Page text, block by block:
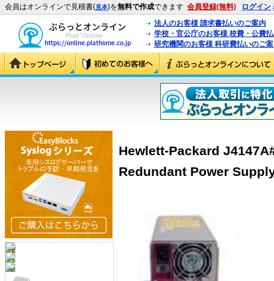
会員はオンラインで見積書(見本)を無料で作成できます 会員登録(無料) ログイン
法人のお客様 請求書払いのご案内
学校・官公庁のお客様 校費・公費
研究機関のお客様 科研費払いのご
Hewlett-Packard
Redundant Power